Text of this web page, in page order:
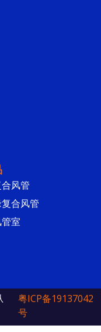
风管
合风管
室
粤ICP备19137042
号